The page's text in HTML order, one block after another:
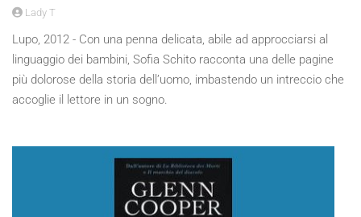
Lady T
Lupo, 2012 - Con una penna delicata, abile ad approcciarsi al
linguaggio dei bambini, Sofia Schito racconta una delle pagine
più dolorose della storia dell’uomo, imbastendo un intreccio che
accoglie il lettore in un sogno.